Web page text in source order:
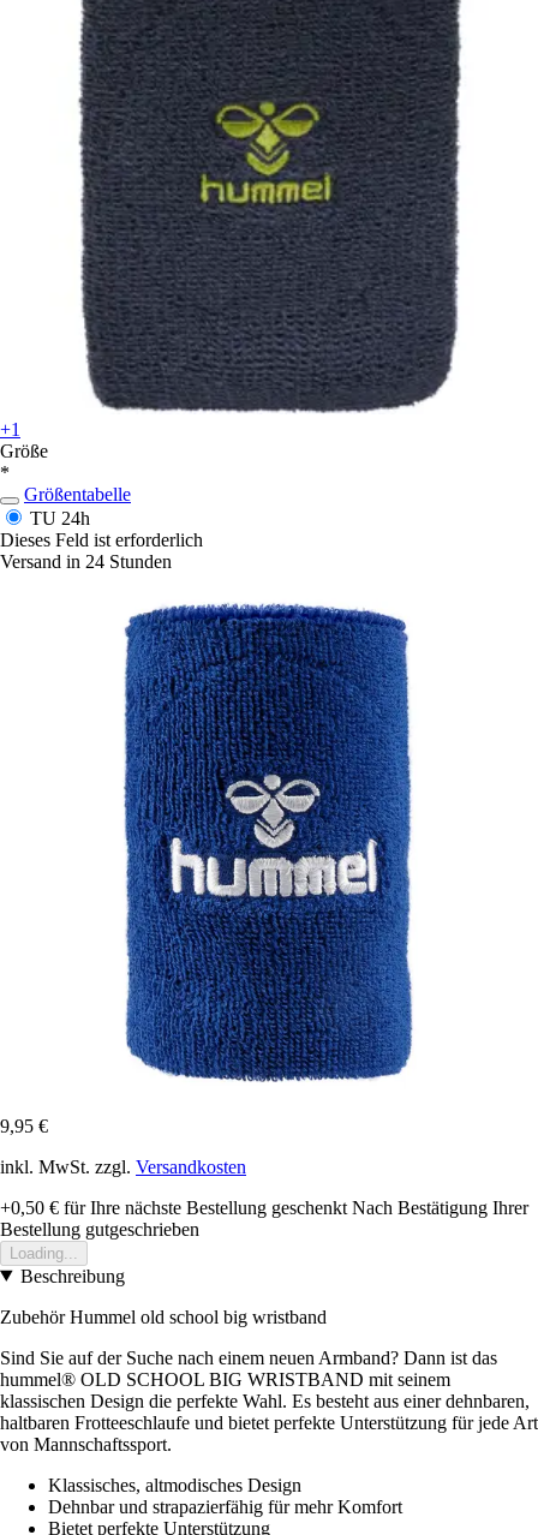
+1
Größe
*
Größentabelle
TU 24h
Dieses Feld ist erforderlich
Versand in 24 Stunden
9,95 €
inkl. MwSt. zzgl. Versandkosten
+0,50 € für Ihre nächste Bestellung geschenkt Nach Bestätigung Ihrer
Bestellung gutgeschrieben
Loading...
Beschreibung
Zubehör Hummel old school big wristband
Sind Sie auf der Suche nach einem neuen Armband? Dann ist das
hummel® OLD SCHOOL BIG WRISTBAND mit seinem
klassischen Design die perfekte Wahl. Es besteht aus einer dehnbaren,
haltbaren Frotteeschlaufe und bietet perfekte Unterstützung für jede Art
von Mannschaftssport.
Klassisches, altmodisches Design
Dehnbar und strapazierfähig für mehr Komfort
Bietet perfekte Unterstützung